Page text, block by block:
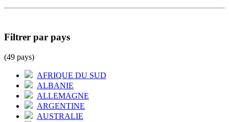
Filtrer par pays
(49 pays)
AFRIQUE DU SUD
ALBANIE
ALLEMAGNE
ARGENTINE
AUSTRALIE